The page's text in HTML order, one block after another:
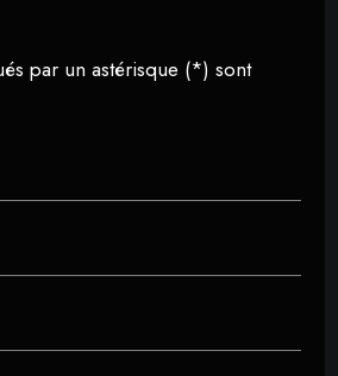
par un astérisque (*) sont